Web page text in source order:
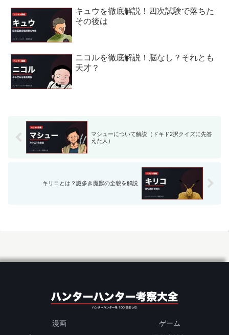
キュウを徹底解説！四次試験で落ちた
その後は
ニコルを徹底解説！脳なし？それとも
天才？
マシューについて解説（ドキド2択クイズに先答
えた人）
キリコとは？謎多き魔獣の全貌を解説
漫画
ゲーム